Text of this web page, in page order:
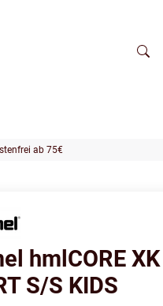
ab 75€
hmlCORE XK
S/S KIDS